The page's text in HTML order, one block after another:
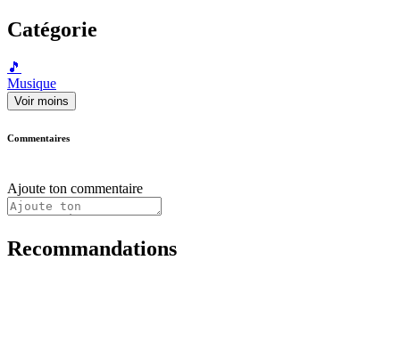
Catégorie
🎵
Musique
Voir moins
Commentaires
Ajoute ton commentaire
Recommandations